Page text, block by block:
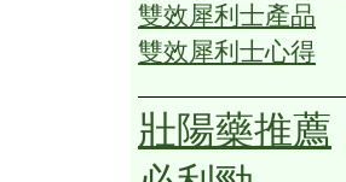
雙效犀利士產品
雙效犀利士心得
壯陽藥推薦